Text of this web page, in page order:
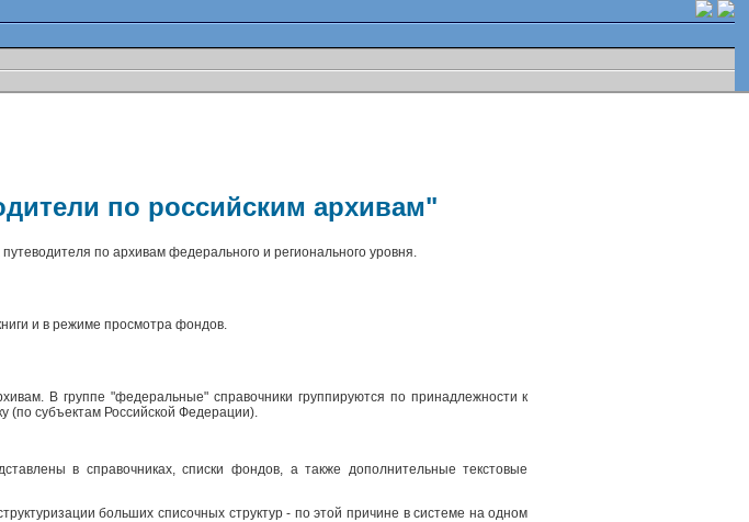
по российским архивам"
по архивам федерального и регионального уровня.
и в режиме просмотра фондов.
В группе "федеральные" справочники группируются по принадлежности к
(по субъектам Российской Федерации).
в справочниках, списки фондов, а также дополнительные текстовые
больших списочных структур - по этой причине в системе на одном